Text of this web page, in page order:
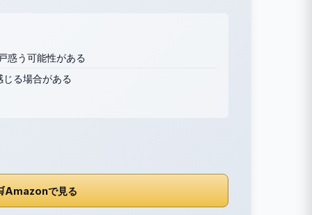
惑う可能性がある
る場合がある
Amazonで見る